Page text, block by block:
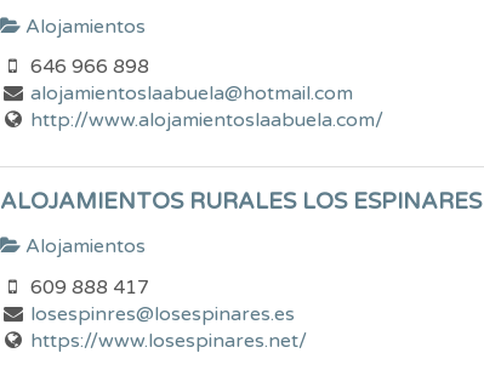
Alojamientos
646 966 898
alojamientoslaabuela@hotmail.com
http://www.alojamientoslaabuela.com/
ALOJAMIENTOS RURALES LOS ESPINARES
Alojamientos
609 888 417
losespinres@losespinares.es
https://www.losespinares.net/